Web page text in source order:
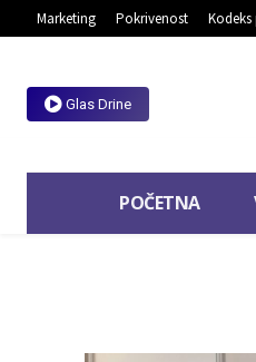
Marketing Pokrivenost
Glas Drine
POČETNA